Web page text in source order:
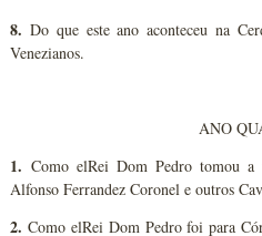
8. Do que este ano aconteceu na
Venezianos.
ANO
1. Como elRei Dom Pedro tomou
Alfonso Ferrandez Coronel e outros
2. Como elRei Dom Pedro foi para